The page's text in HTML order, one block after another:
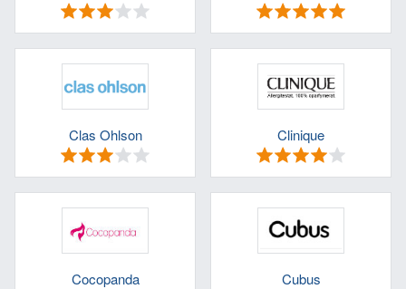
Clas Ohlson Clinique
Cocopanda Cubus